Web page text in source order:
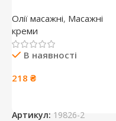
Олії масажні, Масажні
креми
В наявності
218 ₴
Артикул: 19826-2